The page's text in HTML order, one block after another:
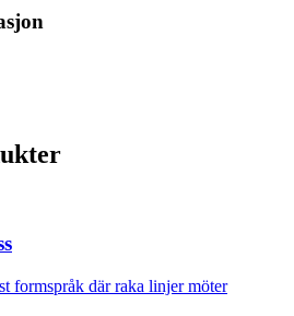
formspråk där raka linjer möter